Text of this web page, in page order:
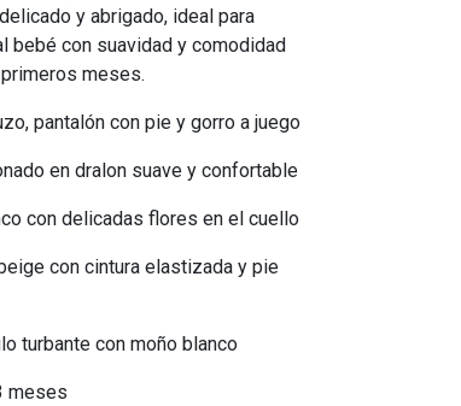
y abrigado, ideal para
bebé con suavidad y comodidad
meses.
pantalón con pie y gorro a juego
en dralon suave y confortable
con delicadas flores en el cuello
con cintura elastizada y pie
turbante con moño blanco
meses